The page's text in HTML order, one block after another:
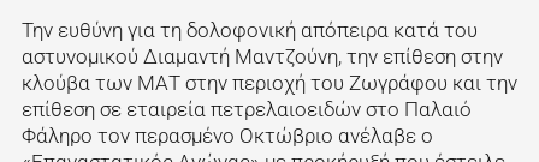
Την ευθύνη για τη δολοφονική απόπειρα κατά του
αστυνομικού Διαμαντή Μαντζούνη, την επίθεση στην
κλούβα των ΜΑΤ στην περιοχή του Ζωγράφου και την
επίθεση σε εταιρεία πετρελαιοειδών στο Παλαιό
Φάληρο τον περασμένο Οκτώβριο ανέλαβε ο